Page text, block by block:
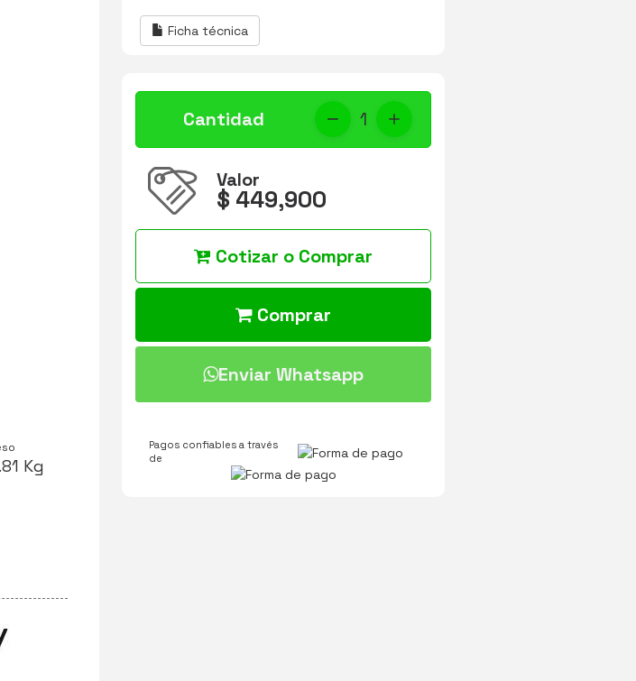
Kg
Ficha técnica
Cantidad 1
Valor
$ 449,900
Cotizar o Comprar
Comprar
Enviar Whatsapp
Pagos confiables a través
de